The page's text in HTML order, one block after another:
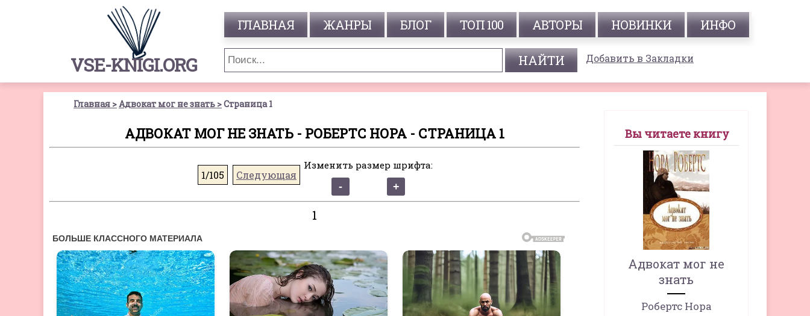
VSE-KNIGI.ORG
ГЛАВНАЯ ЖАНРЫ БЛОГ ТОП 100 АВТОРЫ НОВИНКИ ИНФО
Добавить в Закладки
Главная Адвокат мог не знать Страница 1
АДВОКАТ МОГ НЕ ЗНАТЬ - РОБЕРТС НОРА - СТРАНИЦА 1
1/105 Следующая
Изменить размер шрифта:
1
Вы читаете книгу
Адвокат мог не
знать
Робертс Нора